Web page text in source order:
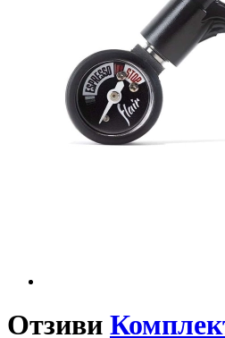
Отзиви